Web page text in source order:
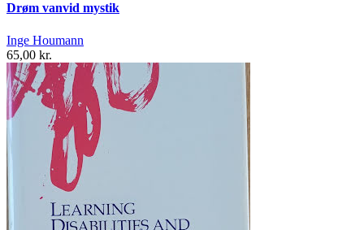
Drøm vanvid mystik
Inge Houmann
65,00 kr.